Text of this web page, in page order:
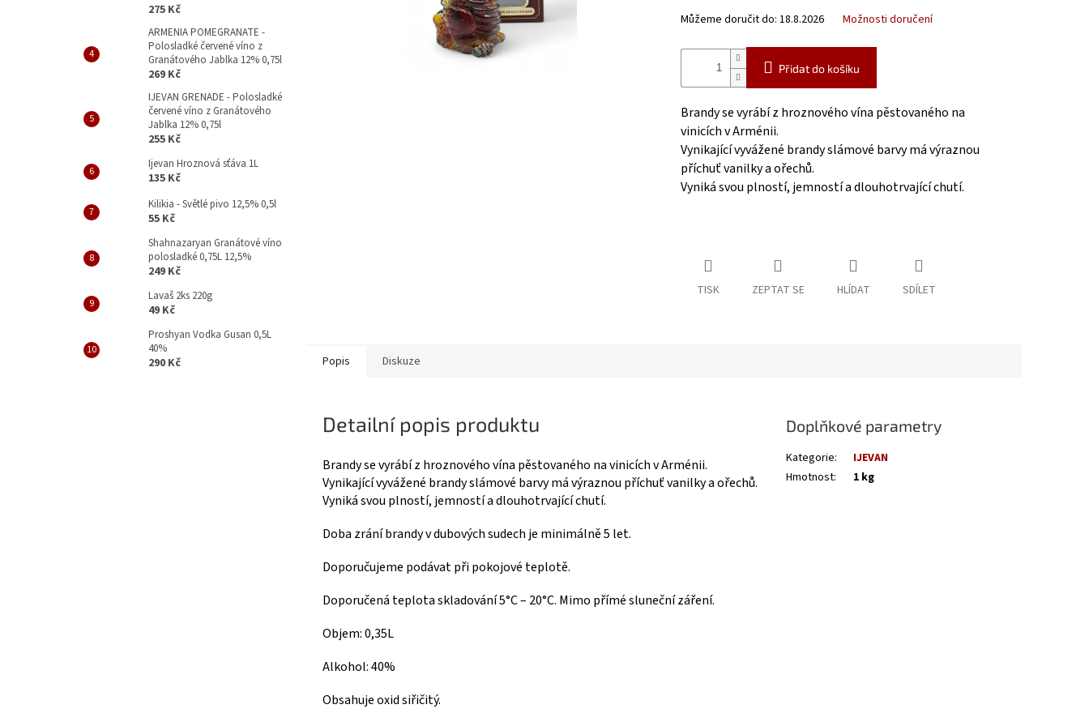
275 Kč
ARMENIA POMEGRANATE -
Polosladké červené víno z
Granátového Jablka 12% 0,75l
269 Kč
IJEVAN GRENADE - Polosladké
červené víno z Granátového
Jablka 12% 0,75l
255 Kč
Ijevan Hroznová sťáva 1L
135 Kč
Kilikia - Světlé pivo 12,5% 0,5l
55 Kč
Shahnazaryan Granátové víno
polosladké 0,75L 12,5%
249 Kč
Lavaš 2ks 220g
49 Kč
Proshyan Vodka Gusan 0,5L
40%
290 Kč
Můžeme doručit do: 18.8.2026 Možnosti doručení
Přidat do košíku
Brandy se vyrábí z hroznového vína pěstovaného na
vinicích v Arménii.
Vynikající vyvážené brandy slámové barvy má výraznou
příchuť vanilky a ořechů.
Vyniká svou plností, jemností a dlouhotrvající chutí.
TISK ZEPTAT SE HLÍDAT SDÍLET
Popis Diskuze
Detailní popis produktu
Brandy se vyrábí z hroznového vína pěstovaného na vinicích v Arménii.
Vynikající vyvážené brandy slámové barvy má výraznou příchuť vanilky a ořechů.
Vyniká svou plností, jemností a dlouhotrvající chutí.
Doba zrání brandy v dubových sudech je minimálně 5 let.
Doporučujeme podávat při pokojové teplotě.
Doporučená teplota skladování 5°C – 20°C. Mimo přímé sluneční záření.
Objem: 0,35L
Alkohol: 40%
Obsahuje oxid siřičitý.
Doplňkové parametry
Kategorie:
IJEVAN
Hmotnost: 1 kg